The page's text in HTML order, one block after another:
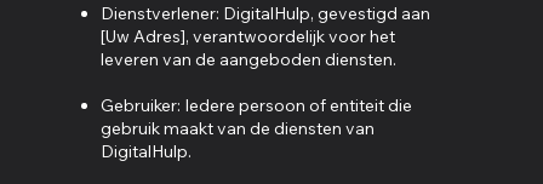
Dienstverlener: DigitalHulp, gevestigd aan
[Uw Adres], verantwoordelijk voor het
leveren van de aangeboden diensten.
Gebruiker: Iedere persoon of entiteit die
gebruik maakt van de diensten van
DigitalHulp.